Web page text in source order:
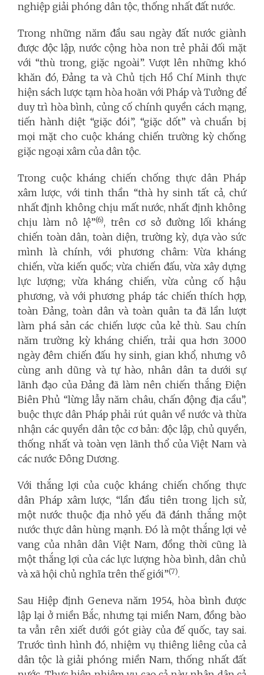
nghiệp giải phóng dân tộc, thống nhất đất nước.
Trong những năm đầu sau ngày đất nước giành
được độc lập, nước cộng hòa non trẻ phải đối mặt
với “thù trong, giặc ngoài”. Vượt lên những khó
khăn đó, Đảng ta và Chủ tịch Hồ Chí Minh thực
hiện sách lược tạm hòa hoãn với Pháp và Tưởng để
duy trì hòa bình, củng cố chính quyền cách mạng,
tiến hành diệt “giặc đói”, “giặc dốt” và chuẩn bị
mọi mặt cho cuộc kháng chiến trường kỳ chống
giặc ngoại xâm của dân tộc.
Trong cuộc kháng chiến chống thực dân Pháp
xâm lược, với tinh thần “thà hy sinh tất cả, chứ
nhất định không chịu mất nước, nhất định không
chịu làm nô lệ”(6), trên cơ sở đường lối kháng
chiến toàn dân, toàn diện, trường kỳ, dựa vào sức
mình là chính, với phương châm: Vừa kháng
chiến, vừa kiến quốc; vừa chiến đấu, vừa xây dựng
lực lượng; vừa kháng chiến, vừa củng cố hậu
phương, và với phương pháp tác chiến thích hợp,
toàn Đảng, toàn dân và toàn quân ta đã lần lượt
làm phá sản các chiến lược của kẻ thù. Sau chín
năm trường kỳ kháng chiến, trải qua hơn 3.000
ngày đêm chiến đấu hy sinh, gian khổ, nhưng vô
cùng anh dũng và tự hào, nhân dân ta dưới sự
lãnh đạo của Đảng đã làm nên chiến thắng Điện
Biên Phủ “lừng lẫy năm châu, chấn động địa cầu”,
buộc thực dân Pháp phải rút quân về nước và thừa
nhận các quyền dân tộc cơ bản: độc lập, chủ quyền,
thống nhất và toàn vẹn lãnh thổ của Việt Nam và
các nước Đông Dương.
Với thắng lợi của cuộc kháng chiến chống thực
dân Pháp xâm lược, “lần đầu tiên trong lịch sử,
một nước thuộc địa nhỏ yếu đã đánh thắng một
nước thực dân hùng mạnh. Đó là một thắng lợi vẻ
vang của nhân dân Việt Nam, đồng thời cũng là
một thắng lợi của các lực lượng hòa bình, dân chủ
và xã hội chủ nghĩa trên thế giới”(7).
Sau Hiệp định Geneva năm 1954, hòa bình được
lập lại ở miền Bắc, nhưng tại miền Nam, đồng bào
ta vẫn rên xiết dưới gót giày của đế quốc, tay sai.
Trước tình hình đó, nhiệm vụ thiêng liêng của cả
dân tộc là giải phóng miền Nam, thống nhất đất